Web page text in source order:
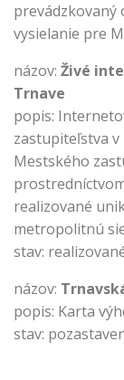
prevádzkovaný
vysielanie pre
názov: Živé
Trnave
popis:
zastupiteľstva
Mestského
realizované
metropolitnú
stav:
názov:
popis: Karta
stav: